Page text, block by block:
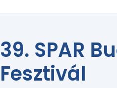
39. SPAR
Fesztivál